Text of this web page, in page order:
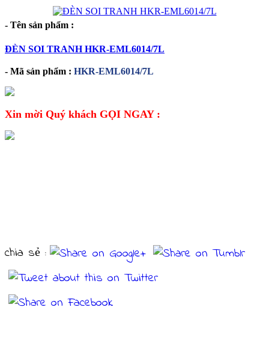
- Tên sản phẩm :
ĐÈN SOI TRANH HKR-EML6014/7L
- Mã sản phẩm : HKR-EML6014/7L
Xin mời Quý khách GỌI NGAY :
chia sẻ :